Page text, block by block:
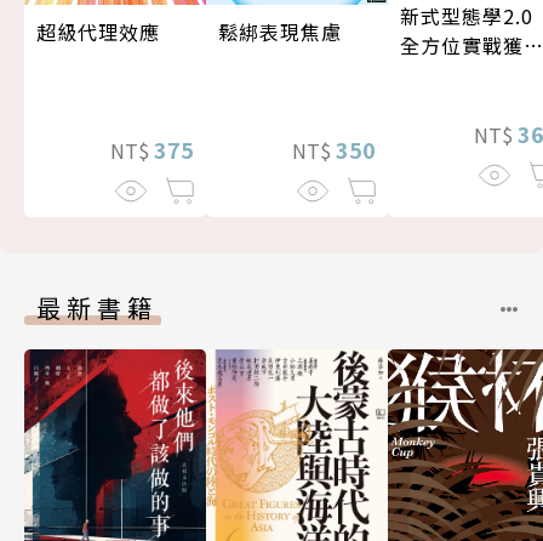
超級代理效應
NT$ 375
鬆綁表現焦慮
NT$ 350
新式型態學
全方位實戰獲利
NT$
最新書籍